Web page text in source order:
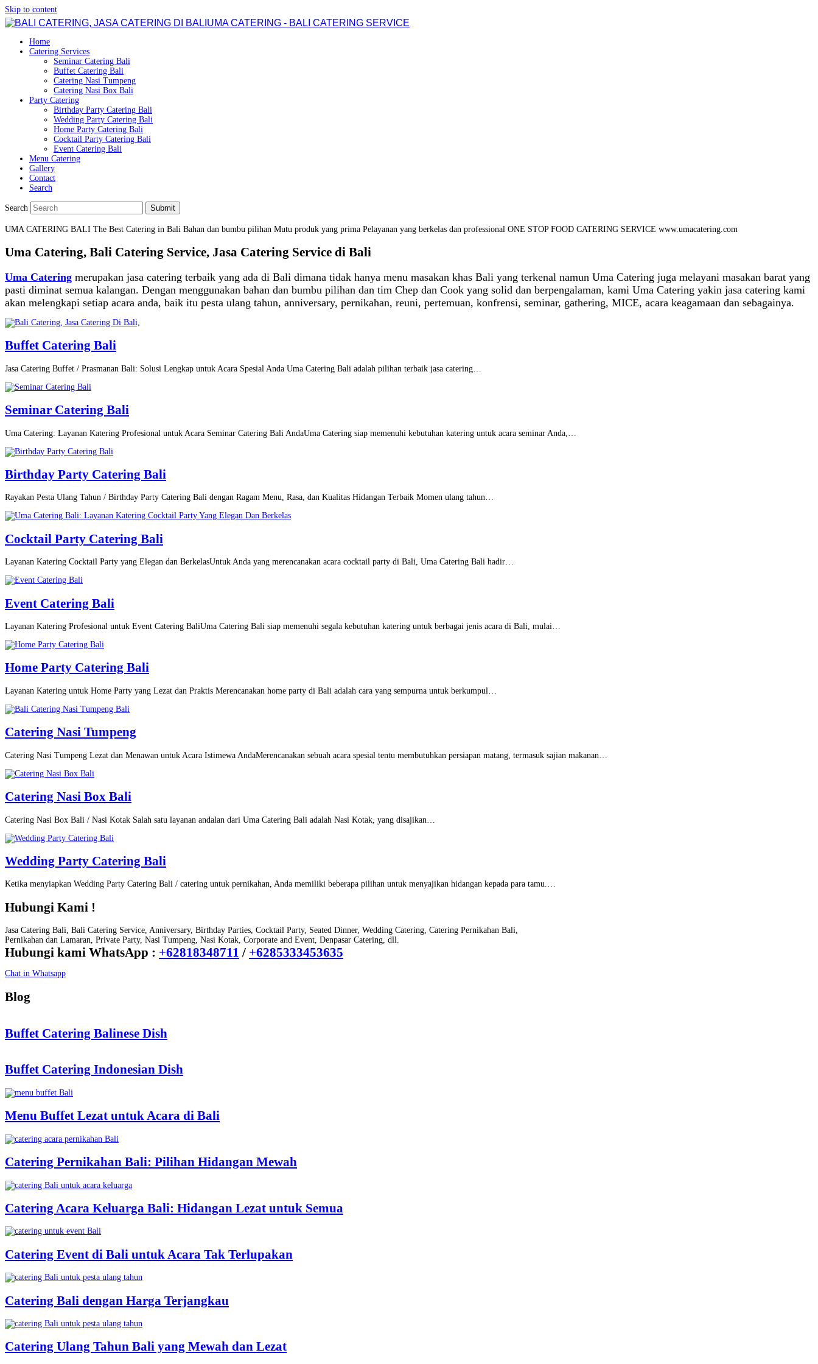
Skip to content
UMA CATERING - BALI CATERING SERVICE
Home
Catering Services
Seminar Catering Bali
Buffet Catering Bali
Catering Nasi Tumpeng
Catering Nasi Box Bali
Party Catering
Birthday Party Catering Bali
Wedding Party Catering Bali
Home Party Catering Bali
Cocktail Party Catering Bali
Event Catering Bali
Menu Catering
Gallery
Contact
Search
Search Submit
UMA CATERING BALI The Best Catering in Bali Bahan dan bumbu pilihan Mutu produk yang prima Pelayanan yang berkelas dan professional ONE STOP FOOD CATERING SERVICE www.umacatering.com
Uma Catering, Bali Catering Service, Jasa Catering Service di Bali
Uma Catering merupakan jasa catering terbaik yang ada di Bali dimana tidak hanya menu masakan khas Bali yang terkenal namun Uma Catering juga melayani masakan barat yang
pasti diminat semua kalangan. Dengan menggunakan bahan dan bumbu pilihan dan tim Chep dan Cook yang solid dan berpengalaman, kami Uma Catering yakin jasa catering kami
akan melengkapi setiap acara anda, baik itu pesta ulang tahun, anniversary, pernikahan, reuni, pertemuan, konfrensi, seminar, gathering, MICE, acara keagamaan dan sebagainya.
Buffet Catering Bali
Jasa Catering Buffet / Prasmanan Bali: Solusi Lengkap untuk Acara Spesial Anda Uma Catering Bali adalah pilihan terbaik jasa catering…
Seminar Catering Bali
Uma Catering: Layanan Katering Profesional untuk Acara Seminar Catering Bali AndaUma Catering siap memenuhi kebutuhan katering untuk acara seminar Anda,…
Birthday Party Catering Bali
Rayakan Pesta Ulang Tahun / Birthday Party Catering Bali dengan Ragam Menu, Rasa, dan Kualitas Hidangan Terbaik Momen ulang tahun…
Cocktail Party Catering Bali
Layanan Katering Cocktail Party yang Elegan dan BerkelasUntuk Anda yang merencanakan acara cocktail party di Bali, Uma Catering Bali hadir…
Event Catering Bali
Layanan Katering Profesional untuk Event Catering BaliUma Catering Bali siap memenuhi segala kebutuhan katering untuk berbagai jenis acara di Bali, mulai…
Home Party Catering Bali
Layanan Katering untuk Home Party yang Lezat dan Praktis Merencanakan home party di Bali adalah cara yang sempurna untuk berkumpul…
Catering Nasi Tumpeng
Catering Nasi Tumpeng Lezat dan Menawan untuk Acara Istimewa AndaMerencanakan sebuah acara spesial tentu membutuhkan persiapan matang, termasuk sajian makanan…
Catering Nasi Box Bali
Catering Nasi Box Bali / Nasi Kotak Salah satu layanan andalan dari Uma Catering Bali adalah Nasi Kotak, yang disajikan…
Wedding Party Catering Bali
Ketika menyiapkan Wedding Party Catering Bali / catering untuk pernikahan, Anda memiliki beberapa pilihan untuk menyajikan hidangan kepada para tamu.…
Hubungi Kami !
Jasa Catering Bali, Bali Catering Service, Anniversary, Birthday Parties, Cocktail Party, Seated Dinner, Wedding Catering, Catering Pernikahan Bali,
Pernikahan dan Lamaran, Private Party, Nasi Tumpeng, Nasi Kotak, Corporate and Event, Denpasar Catering, dll.
Hubungi kami WhatsApp : +62818348711 / +6285333453635
Chat in Whatsapp
Blog
Buffet Catering Balinese Dish
Buffet Catering Indonesian Dish
Menu Buffet Lezat untuk Acara di Bali
Catering Pernikahan Bali: Pilihan Hidangan Mewah
Catering Acara Keluarga Bali: Hidangan Lezat untuk Semua
Catering Event di Bali untuk Acara Tak Terlupakan
Catering Bali dengan Harga Terjangkau
Catering Ulang Tahun Bali yang Mewah dan Lezat